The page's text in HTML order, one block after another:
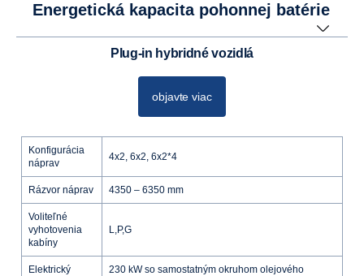
Energetická kapacita pohonnej batérie
Plug-in hybridné vozidlá
objavte viac
Konfigurácia
náprav
4x2, 6x2, 6x2*4
Rázvor náprav 4350 – 6350 mm
Voliteľné
vyhotovenia
kabíny
L,P,G
Elektrický
230 kW so samostatným okruhom olejového